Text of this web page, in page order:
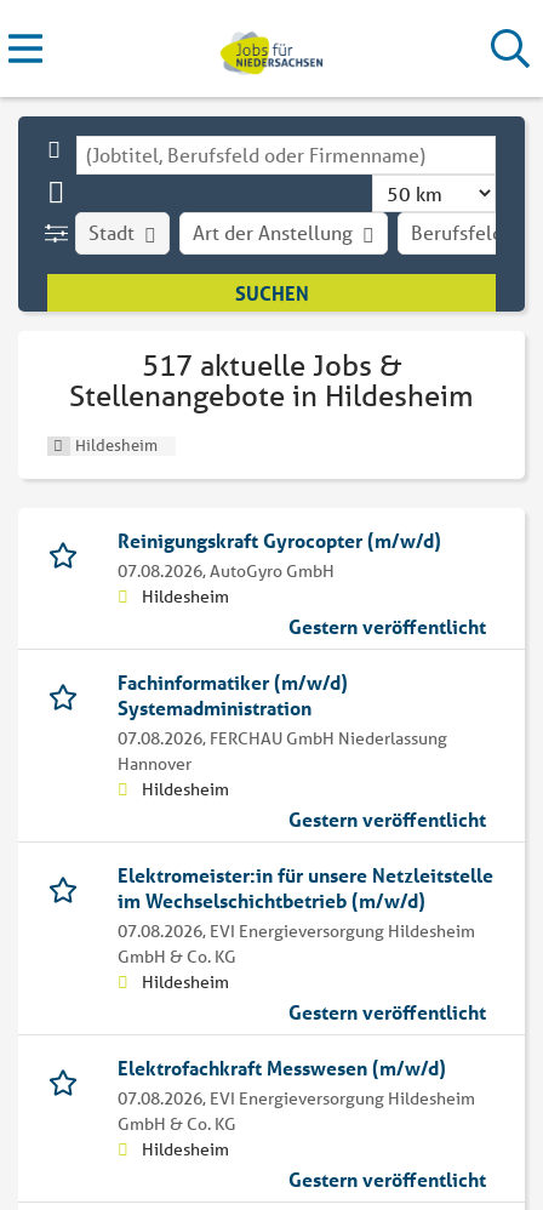
Stadt Art der Anstellung Berufsfeld
517 aktuelle Jobs &
Stellenangebote in Hildesheim
Hildesheim
Reinigungskraft Gyrocopter (m/w/d)
07.08.2026,AutoGyro GmbH
Hildesheim
Gestern veröffentlicht
Fachinformatiker (m/w/d)
Systemadministration
07.08.2026, FERCHAU GmbH Niederlassung
Hannover
Hildesheim
Gestern veröffentlicht
Elektromeister:in für unsere Netzleitstelle
im Wechselschichtbetrieb (m/w/d)
07.08.2026, EVI Energieversorgung Hildesheim
GmbH & Co. KG
Hildesheim
Gestern veröffentlicht
Elektrofachkraft Messwesen (m/w/d)
07.08.2026, EVI Energieversorgung Hildesheim
GmbH & Co. KG
Hildesheim
Gestern veröffentlicht